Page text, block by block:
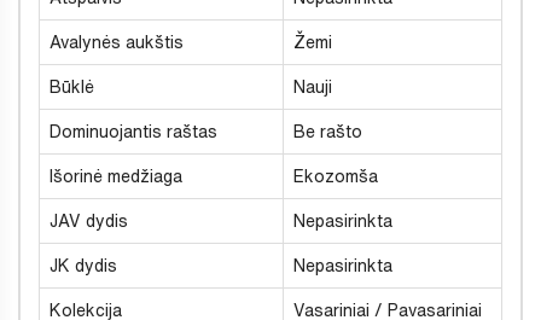
Avalynės aukštis Žemi
Būklė Nauji
Dominuojantis raštas Be rašto
Išorinė medžiaga Ekozomša
JAV dydis Nepasirinkta
JK dydis Nepasirinkta
Kolekcija Vasariniai / Pavasariniai